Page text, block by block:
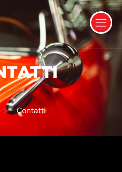
Contatti